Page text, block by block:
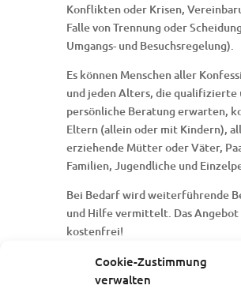
Cookie-Zustimmung
verwalten
Konflikten oder Krisen,
Falle von Trennung oder
Umgangs- und Besuchsregelung).
Es können Menschen aller
und jeden Alters, die qualifizierte
persönliche Beratung erwarten,
Eltern (allein oder mit Kindern),
erziehende Mütter oder Väter,
Familien, Jugendliche und
Bei Bedarf wird weiterführende
und Hilfe vermittelt. Das
kostenfrei!